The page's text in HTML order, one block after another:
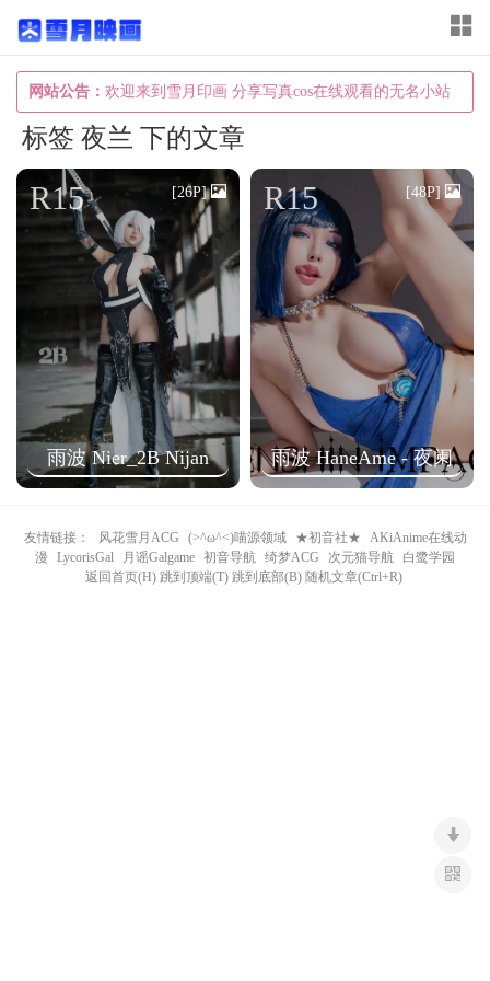
网站公告： 欢迎来到雪月印画 分享写真cos在线观看的无名小站
T
o
g
e
n
v
g
a
i
o
标签 夜兰 下的文章
雨波 Nier_2B Nijan
R15 [26P]
雨波 HaneAme - 夜阑
R15 [48P]
友情链接： 风花雪月ACG (>^ω^<)喵源领域 ★初音社★
AKiAnime在线动
漫
LycorisGal 月谣Galgame 初音导航 绮梦ACG 次元猫导航
白鹭学园
返回首页(H) 跳到顶端(T) 跳到底部(B) 随机文章(Ctrl+R)